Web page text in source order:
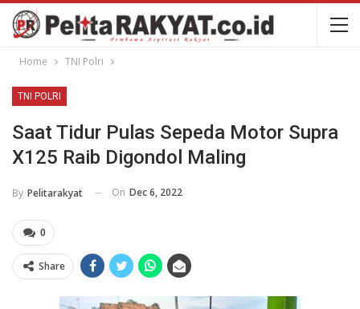
Home TNI Polri
TNI POLRI
Saat Tidur Pulas Sepeda Motor Supra
X125 Raib Digondol Maling
By Pelitarakyat On Dec 6, 2022
0
Share